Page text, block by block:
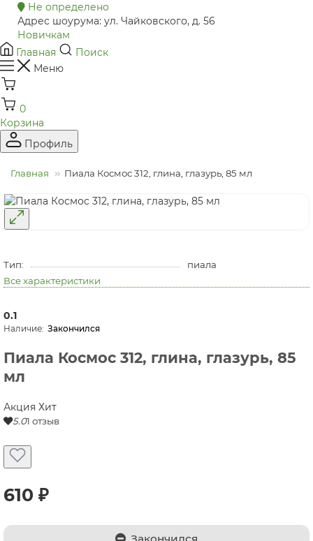
Не определено
Адрес шоурума: ул. Чайковского, д. 56
Новичкам
Главная
Поиск
Меню
0
Корзина
Профиль
Главная Пиала Космос 312, глина, глазурь, 85 мл
Тип:
пиала
Все характеристики
0.1
Закончился
Пиала Космос 312, глина, глазурь, 85
мл
Акция Хит
5.01 отзыв
610 ₽